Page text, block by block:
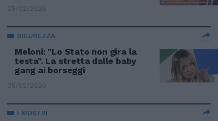
05/02/2026
SICUREZZA
Meloni: "Lo Stato non gira la
testa". La stretta dalle baby
gang ai borseggi
05/02/2026
I MOSTRI